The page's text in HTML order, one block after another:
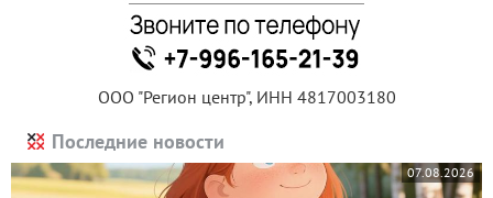
ООО "Регион центр", ИНН 4817003180
Последние новости
07.08.2026